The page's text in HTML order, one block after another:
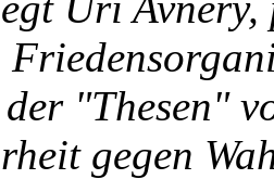
der "Thesen"
gegen